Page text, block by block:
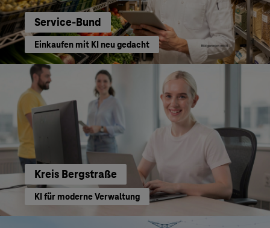
Service-Bund
Einkaufen mit KI neu gedacht
Kreis Bergstraße
KI für moderne Verwaltung